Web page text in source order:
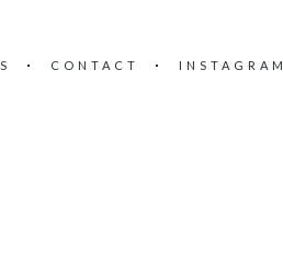
CONTACT INSTAGRAM